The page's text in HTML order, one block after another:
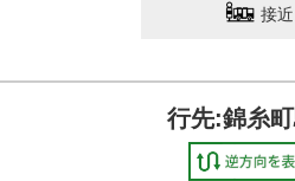
接近
行先:錦糸